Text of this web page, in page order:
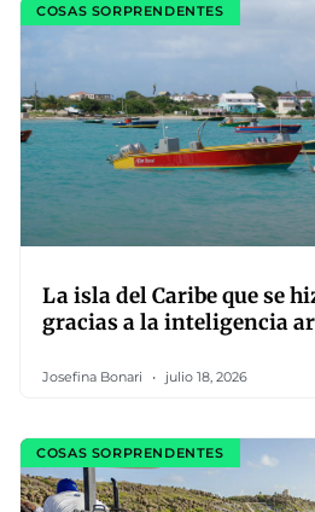
COSAS SORPRENDENTES
La isla del Caribe que se
gracias a la inteligencia
Josefina Bonari julio 18, 2026
COSAS SORPRENDENTES